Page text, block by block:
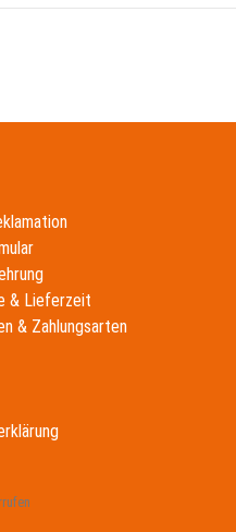
& Lieferzeit
& Zahlungsarten